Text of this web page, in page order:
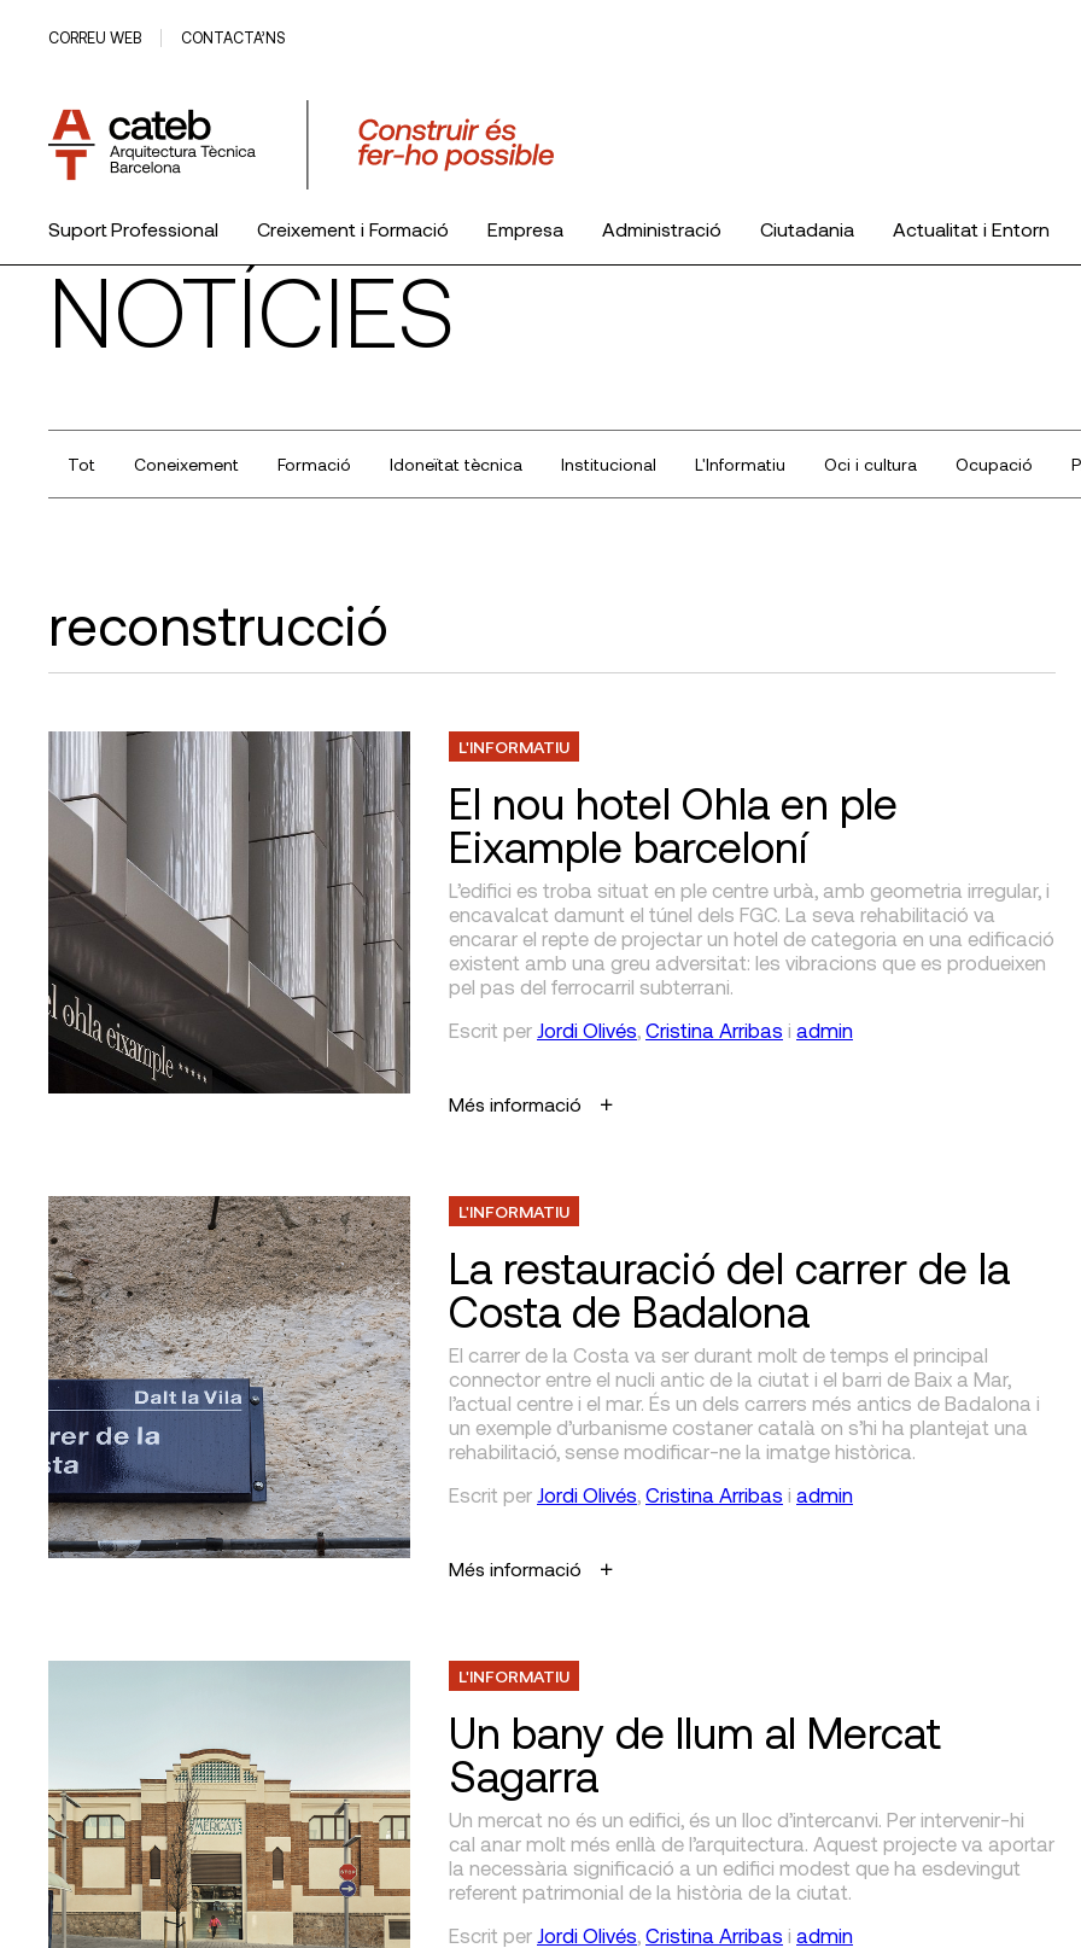
CORREU WEB CONTACTA’NS
Suport Professional Creixement i Formació Empresa Administració Ciutadania Actualitat i Entorn
El Col·legi
NOTÍCIES
Tot Coneixement Formació Idoneïtat tècnica Institucional L'Informatiu Oci i cultura Ocupació
reconstrucció
L'INFORMATIU
El nou hotel Ohla en ple
Eixample barceloní
L’edifici es troba situat en ple centre urbà, amb geometria irregular, i
encavalcat damunt el túnel dels FGC. La seva rehabilitació va
encarar el repte de projectar un hotel de categoria en una edificació
existent amb una greu adversitat: les vibracions que es produeixen
pel pas del ferrocarril subterrani.
Escrit per Jordi Olivés, Cristina Arribas i admin
Més informació
L'INFORMATIU
La restauració del carrer de la
Costa de Badalona
El carrer de la Costa va ser durant molt de temps el principal
connector entre el nucli antic de la ciutat i el barri de Baix a Mar,
l’actual centre i el mar. És un dels carrers més antics de Badalona i
un exemple d’urbanisme costaner català on s’hi ha plantejat una
rehabilitació, sense modificar-ne la imatge històrica.
Escrit per Jordi Olivés, Cristina Arribas i admin
Més informació
L'INFORMATIU
Un bany de llum al Mercat
Sagarra
Un mercat no és un edifici, és un lloc d’intercanvi. Per intervenir-hi
cal anar molt més enllà de l’arquitectura. Aquest projecte va aportar
la necessària significació a un edifici modest que ha esdevingut
referent patrimonial de la història de la ciutat.
Escrit per Jordi Olivés, Cristina Arribas i admin